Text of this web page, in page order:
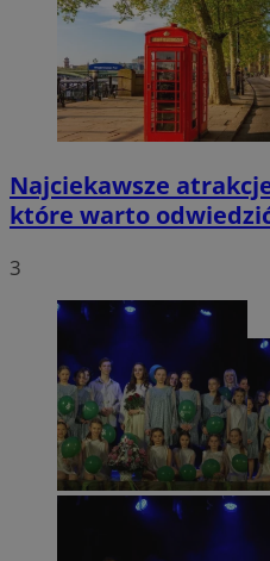
Najciekawsze
które warto
3